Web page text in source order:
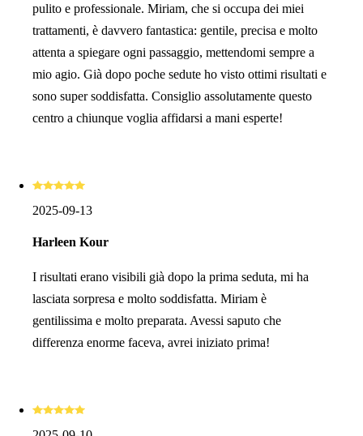
pulito e professionale. Miriam, che si occupa dei miei
trattamenti, è davvero fantastica: gentile, precisa e molto
attenta a spiegare ogni passaggio, mettendomi sempre a
mio agio. Già dopo poche sedute ho visto ottimi risultati e
sono super soddisfatta. Consiglio assolutamente questo
centro a chiunque voglia affidarsi a mani esperte!
2025-09-13
Harleen Kour
I risultati erano visibili già dopo la prima seduta, mi ha
lasciata sorpresa e molto soddisfatta. Miriam è
gentilissima e molto preparata. Avessi saputo che
differenza enorme faceva, avrei iniziato prima!